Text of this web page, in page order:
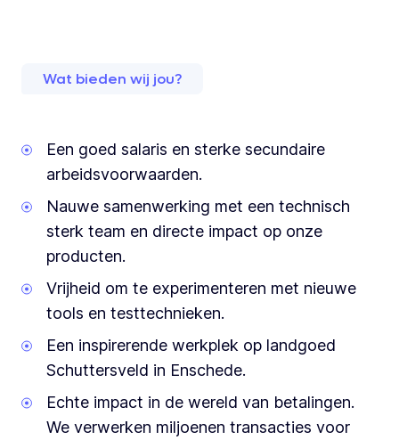
Wat bieden wij jou?
Een goed salaris en sterke secundaire
arbeidsvoorwaarden.
Nauwe samenwerking met een technisch
sterk team en directe impact op onze
producten.
Vrijheid om te experimenteren met nieuwe
tools en testtechnieken.
Een inspirerende werkplek op landgoed
Schuttersveld in Enschede.
Echte impact in de wereld van betalingen.
We verwerken miljoenen transacties voor